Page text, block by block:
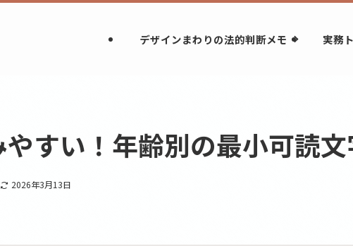
デザインまわりの法的判断メモ 実務
すい！年齢別の最小可読文
2026年3月13日